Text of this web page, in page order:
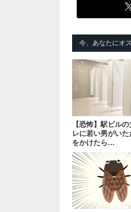
今、あなたにオ
【恐怖】駅ビル
レに若い男がい
をかけたら…